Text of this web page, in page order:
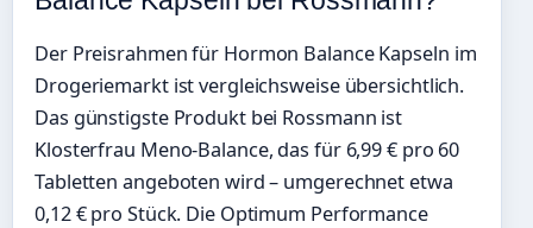
Der Preisrahmen für Hormon Balance Kapseln im
Drogeriemarkt ist vergleichsweise übersichtlich.
Das günstigste Produkt bei Rossmann ist
Klosterfrau Meno-Balance, das für 6,99 € pro 60
Tabletten angeboten wird – umgerechnet etwa
0,12 € pro Stück. Die Optimum Performance